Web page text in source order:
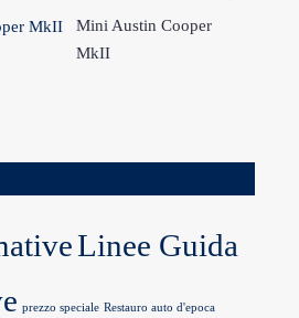
Mini Austin Cooper
MkII
Linee Guida
prezzo speciale Restauro auto d'epoca